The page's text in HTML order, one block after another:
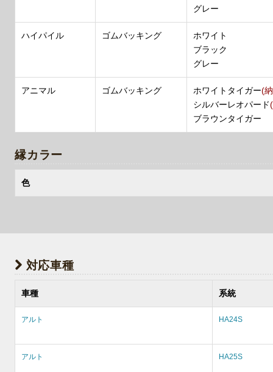
グレー
ハイパイル ゴムバッキング
ホワイト
ブラック
グレー
アニマル ゴムバッキング ホワイトタイガー(
シルバーレオパード
ブラウンタイガー
縁カラー
色
対応車種
車種 系統
アルト HA24S
アルト HA25S